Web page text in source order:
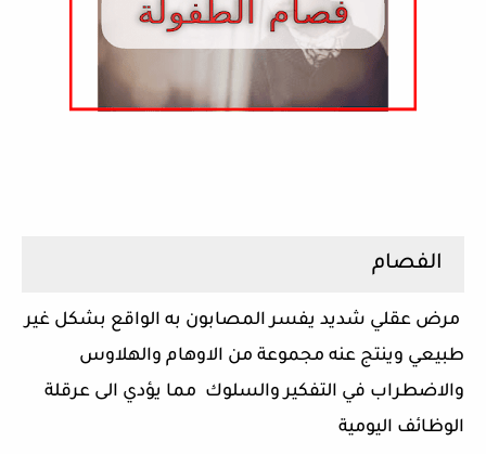
الفصام
مرض عقلي شديد يفسر المصابون به الواقع بشكل غير
طبيعي وينتج عنه مجموعة من الاوهام والهلاوس
والاضطراب في التفكير والسلوك مما يؤدي الى عرقلة
الوظائف اليومية